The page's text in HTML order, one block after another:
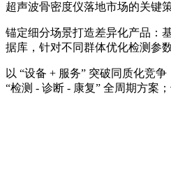
超声波骨密度仪落地市场的关键
锚定细分场景打造差异化产品：
据库，针对不同群体优化检测参
以 “设备 + 服务” 突破同质化竞
“检测 - 诊断 - 康复” 全周期方案